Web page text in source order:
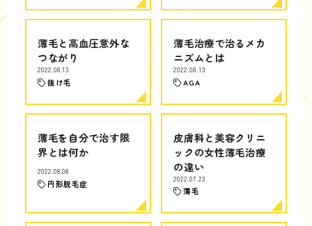
薄毛と高血圧意外な
つながり
2022.08.13
抜け毛
薄毛治療で治るメカ
ニズムとは
2022.08.13
AGA
薄毛を自分で治す限
界とは何か
2022.08.08
円形脱毛症
皮膚科と美容クリニ
ックの女性薄毛治療
の違い
2022.07.23
薄毛